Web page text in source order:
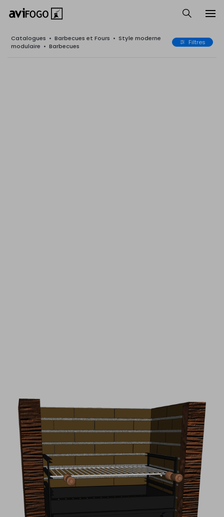
Catalogues • Barbecues et Fours • Style moderne
modulaire • Barbecues Filtres